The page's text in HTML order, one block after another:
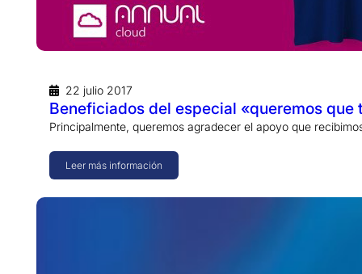
22 julio 2017
Beneficiados del especial «queremos que
Principalmente, queremos agradecer el apoyo que
Leer más información